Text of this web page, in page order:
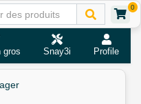
0
gros Snay3i Profile